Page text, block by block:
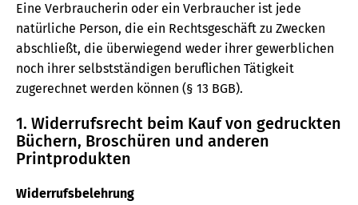
Eine Verbraucherin oder ein Verbraucher ist jede
natürliche Person, die ein Rechtsgeschäft zu Zwecken
abschließt, die überwiegend weder ihrer gewerblichen
noch ihrer selbstständigen beruflichen Tätigkeit
zugerechnet werden können (§ 13 BGB).
1. Widerrufsrecht beim Kauf von gedruckten
Büchern, Broschüren und anderen
Printprodukten
Widerrufsbelehrung